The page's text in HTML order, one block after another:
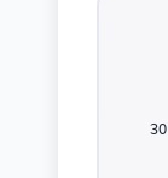
حال تسديد اشتراكك السنوي بقيمة 30